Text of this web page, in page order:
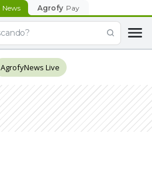
News Agrofy Pay
AgrofyNews Live